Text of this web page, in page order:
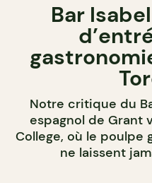
Bar
Notre critique du
espagnol de Grant
College, où le poulpe
ne laissent